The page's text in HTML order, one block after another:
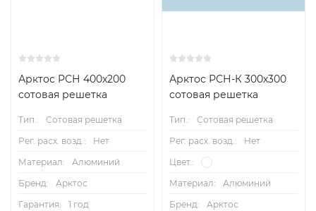
Арктос РСН 400x200
сотовая решетка
Тип.:
Сотовая решетка
Рег. расх. возд.:
Нет
Материал:
Алюминий
Бренд:
Арктос
Гарантия:
1 год
Арктос РСН-К 300х300
сотовая решетка
Тип.:
Сотовая решетка
Рег. расх. возд.:
Нет
Цвет.:
Материал:
Алюминий
Бренд:
Арктос